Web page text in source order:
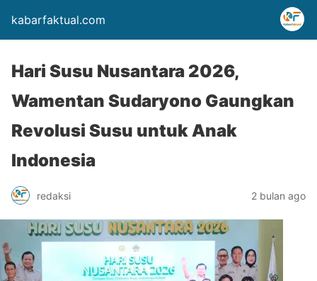
kabarfaktual.com
Hari Susu Nusantara 2026,
Wamentan Sudaryono Gaungkan
Revolusi Susu untuk Anak
Indonesia
redaksi 2 bulan ago